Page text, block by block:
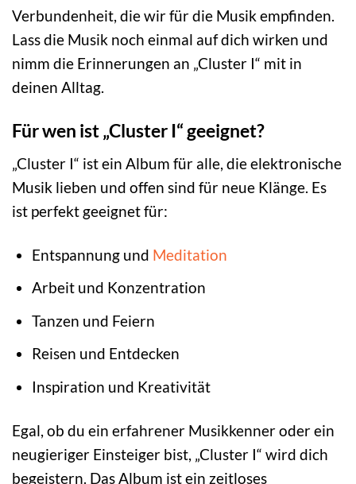
Verbundenheit, die wir für die Musik empfinden.
Lass die Musik noch einmal auf dich wirken und
nimm die Erinnerungen an „Cluster I“ mit in
deinen Alltag.
Für wen ist „Cluster I“ geeignet?
„Cluster I“ ist ein Album für alle, die elektronische
Musik lieben und offen sind für neue Klänge. Es
ist perfekt geeignet für:
Entspannung und Meditation
Arbeit und Konzentration
Tanzen und Feiern
Reisen und Entdecken
Inspiration und Kreativität
Egal, ob du ein erfahrener Musikkenner oder ein
neugieriger Einsteiger bist, „Cluster I“ wird dich
begeistern. Das Album ist ein zeitloses